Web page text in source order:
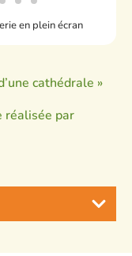
en plein écran
cathédrale »
réalisée par